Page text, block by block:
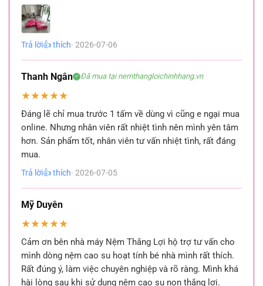
Trả lời👍 thích· 2026-07-06
Thanh Ngân ✓ Đã mua tại nemthangloichinhhang.vn
★★★★★
Đáng lẽ chỉ mua trước 1 tấm về dùng vì cũng e ngại mua
online. Nhưng nhân viên rất nhiệt tình nên mình yên tâm
hơn. Sản phẩm tốt, nhân viên tư vấn nhiệt tình, rất đáng
mua.
Trả lời👍 thích· 2026-07-05
Mỹ Duyên
★★★★★
Cảm ơn bên nhà máy Nệm Thắng Lợi hộ trợ tư vấn cho
mình dòng nệm cao su hoạt tính bé nhà mình rất thích.
Rất đúng ý, làm việc chuyên nghiệp và rõ ràng. Mình khá
hài lòng sau khi sử dụng nệm cao su non thắng lợi.